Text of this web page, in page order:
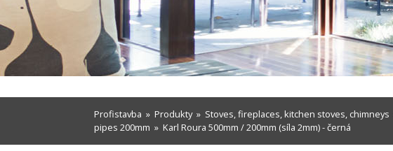
Profistavba » Produkty» Stoves, fireplaces, kitchen stoves, chimneys
pipes 200mm » Karl Roura 500mm / 200mm (síla 2mm) - černá